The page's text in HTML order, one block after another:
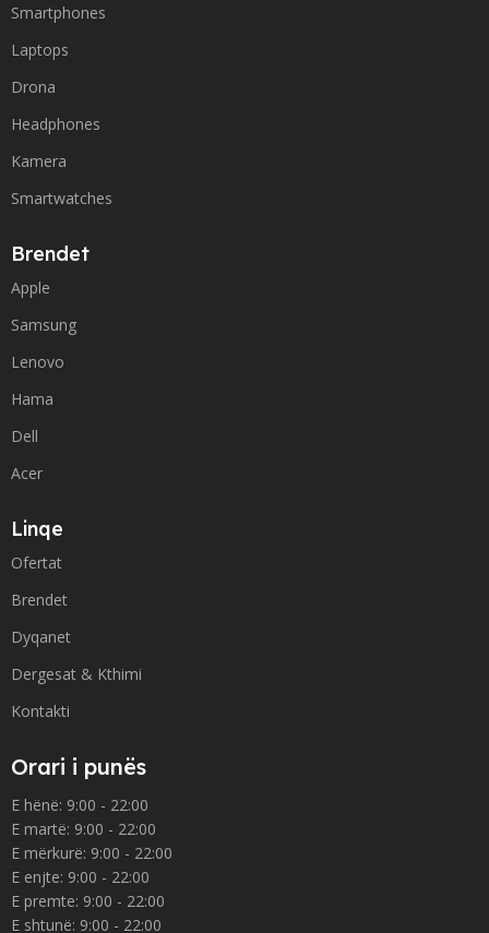
Smartphones
Laptops
Drona
Headphones
Kamera
Smartwatches
Brendet
Apple
Samsung
Lenovo
Hama
Dell
Acer
Linqe
Ofertat
Brendet
Dyqanet
Dergesat & Kthimi
Kontakti
Orari i punës
E hënë: 9:00 - 22:00
E martë: 9:00 - 22:00
E mërkurë: 9:00 - 22:00
E enjte: 9:00 - 22:00
E premte: 9:00 - 22:00
E shtunë: 9:00 - 22:00